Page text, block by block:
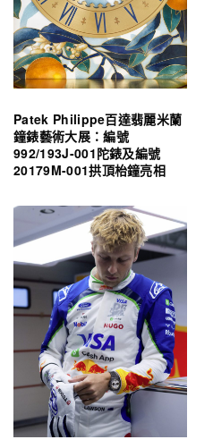
Patek Philippe百達翡麗米蘭
鐘錶藝術大展：編號
992/193J-001陀錶及編號
20179M-001拱頂枱鐘亮相